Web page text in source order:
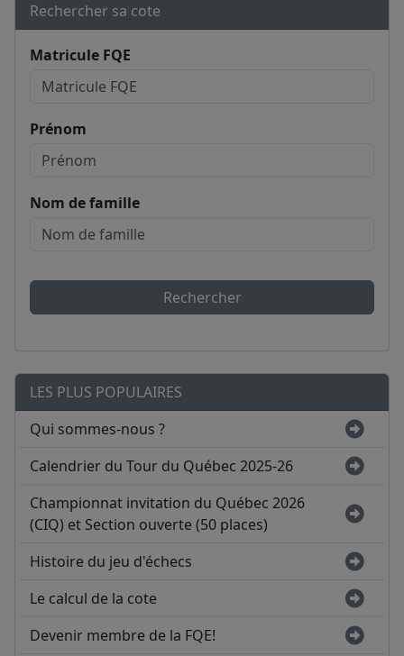
Rechercher sa cote
Matricule FQE
Prénom
Nom de famille
Rechercher
LES PLUS POPULAIRES
Qui sommes-nous ?
Calendrier du Tour du Québec 2025-26
Championnat invitation du Québec 2026
(CIQ) et Section ouverte (50 places)
Histoire du jeu d'échecs
Le calcul de la cote
Devenir membre de la FQE!